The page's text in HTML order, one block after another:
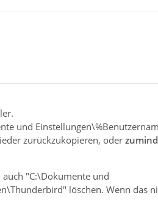
und
zurückzukopieren, oder
"C:\Dokumente und
löschen. Wenn das